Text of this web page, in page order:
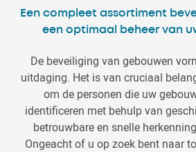
Een compleet assortiment
een optimaal beheer van
De beveiliging van gebouwen
uitdaging. Het is van cruciaal
om de personen die uw
identificeren met behulp van
betrouwbare en snelle
Ongeacht of u op zoek bent naar